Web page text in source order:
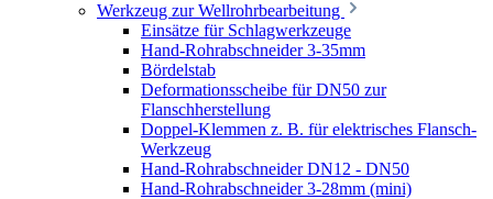
Werkzeug zur Wellrohrbearbeitung
Einsätze für Schlagwerkzeuge
Hand-Rohrabschneider 3-35mm
Bördelstab
Deformationsscheibe für DN50 zur
Flanschherstellung
Doppel-Klemmen z. B. für elektrisches Flansch-
Werkzeug
Hand-Rohrabschneider DN12 - DN50
Hand-Rohrabschneider 3-28mm (mini)